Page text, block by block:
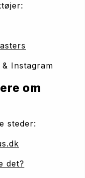
Instagram
om
steder:
det?